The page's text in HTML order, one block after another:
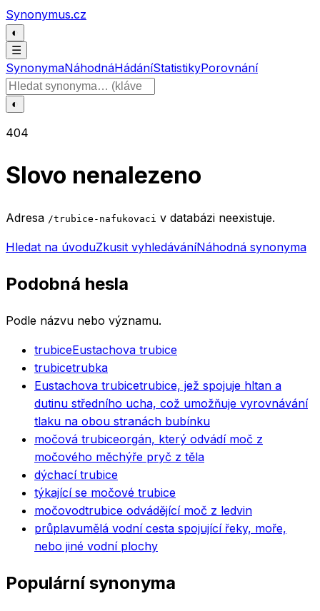
Přeskočit na obsah
Synonymus.cz
◐
☰
SynonymaNáhodnáHádáníStatistikyPorovnání
Hledat slovo
◐
404
Slovo nenalezeno
Adresa /trubice-nafukovaci v databázi neexistuje.
Hledat na úvoduZkusit vyhledáváníNáhodná synonyma
Podobná hesla
Podle názvu nebo významu.
trubiceEustachova trubice
trubicetrubka
Eustachova trubicetrubice, jež spojuje hltan a
dutinu středního ucha, což umožňuje vyrovnávání
tlaku na obou stranách bubínku
močová trubiceorgán, který odvádí moč z
močového měchýře pryč z těla
dýchací trubice
týkající se močové trubice
močovodtrubice odvádějící moč z ledvin
průplavumělá vodní cesta spojující řeky, moře,
nebo jiné vodní plochy
Populární synonyma